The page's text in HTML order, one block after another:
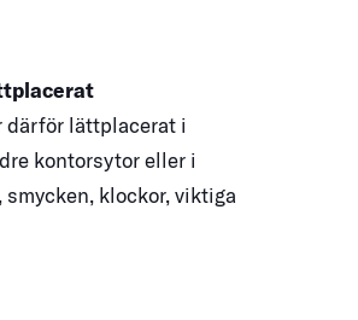
därför lättplacerat i
kontorsytor eller i
klockor, viktiga